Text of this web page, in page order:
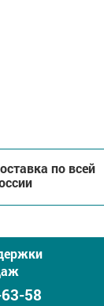
по всей
58